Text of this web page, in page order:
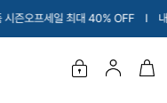
Ι 내아이에게 입힐 옷만 소개